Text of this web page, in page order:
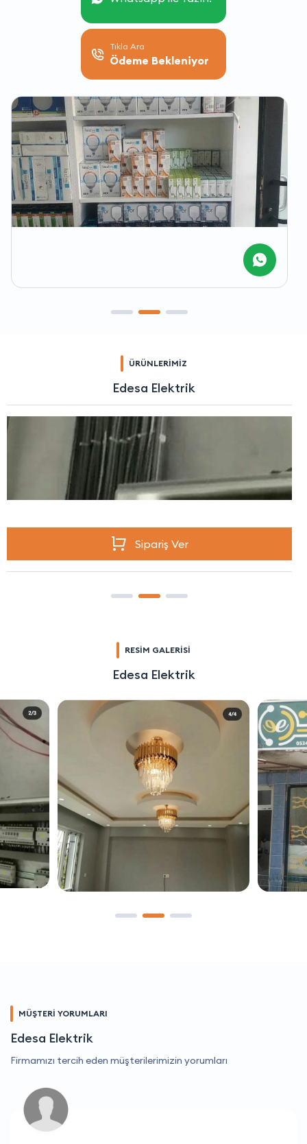
Tıkla Ara
Ödeme Bekleniyor
ÜRÜNLERİMİZ
Edesa Elektrik
Sipariş Ver
RESİM GALERİSİ
Edesa Elektrik
MÜŞTERİ YORUMLARI
Edesa Elektrik
Firmamızı tercih eden müşterilerimizin yorumları